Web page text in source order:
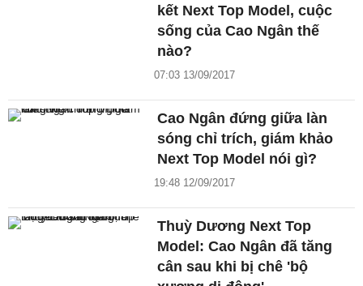
kết Next Top Model, cuộc
sống của Cao Ngân thế
nào?
07:03 13/09/2017
Cao Ngân đứng giữa làn
sóng chỉ trích, giám khảo
Next Top Model nói gì?
19:48 12/09/2017
Thuỳ Dương Next Top
Model: Cao Ngân đã tăng
cân sau khi bị chê 'bộ